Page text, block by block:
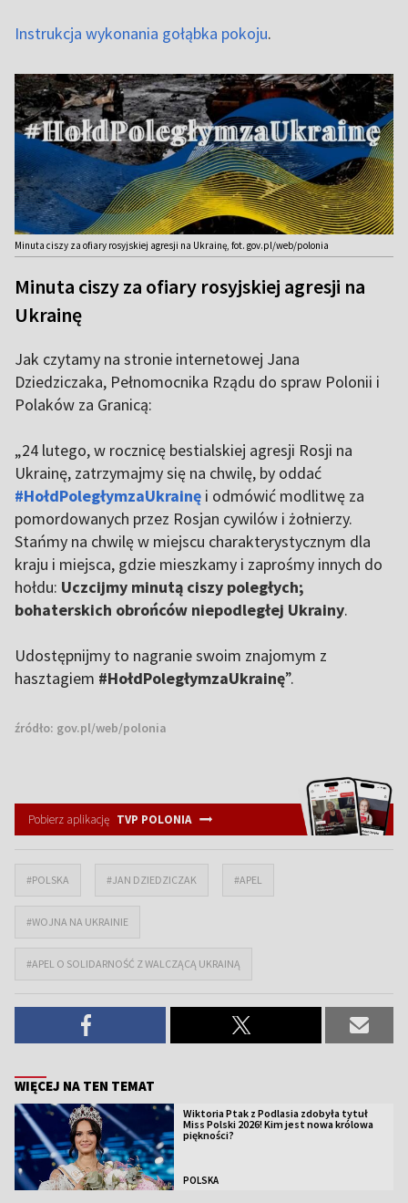
Instrukcja wykonania gołąbka pokoju.
Minuta ciszy za ofiary rosyjskiej agresji na Ukrainę, fot. gov.pl/web/polonia
Minuta ciszy za ofiary rosyjskiej agresji na
Ukrainę
Jak czytamy na stronie internetowej Jana
Dziedziczaka, Pełnomocnika Rządu do spraw Polonii i
Polaków za Granicą:
„24 lutego, w rocznicę bestialskiej agresji Rosji na
Ukrainę, zatrzymajmy się na chwilę, by oddać
#HołdPoległymzaUkrainę i odmówić modlitwę za
pomordowanych przez Rosjan cywilów i żołnierzy.
Stańmy na chwilę w miejscu charakterystycznym dla
kraju i miejsca, gdzie mieszkamy i zaprośmy innych do
hołdu: Uczcijmy minutą ciszy poległych;
bohaterskich obrońców niepodległej Ukrainy.
Udostępnijmy to nagranie swoim znajomym z
hasztagiem #HołdPoległymzaUkrainę”.
źródło: gov.pl/web/polonia
Pobierz aplikację TVP POLONIA
#POLSKA #JAN DZIEDZICZAK #APEL
#WOJNA NA UKRAINIE
#APEL O SOLIDARNOŚĆ Z WALCZĄCĄ UKRAINĄ
WIĘCEJ NA TEN TEMAT
Wiktoria Ptak z Podlasia zdobyła tytuł
Miss Polski 2026! Kim jest nowa królowa
piękności?
POLSKA